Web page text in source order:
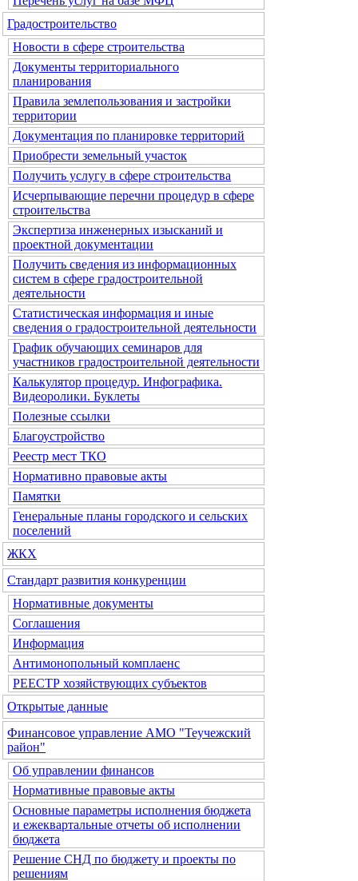
Градостроительство
Новости в сфере строительства
Документы территориального
планирования
Правила землепользования и застройки
территории
Документация по планировке территорий
Приобрести земельный участок
Получить услугу в сфере строительства
Исчерпывающие перечни процедур в сфере
строительства
Экспертиза инженерных изысканий и
проектной документации
Получить сведения из информационных
систем в сфере градостроительной
деятельности
Статистическая информация и иные
сведения о градостроительной деятельности
График обучающих семинаров для
участников градостроительной деятельности
Калькулятор процедур. Инфографика.
Видеоролики. Буклеты
Полезные ссылки
Благоустройство
Реестр мест ТКО
Нормативно правовые акты
Памятки
Генеральные планы городского и сельских
поселений
ЖКХ
Стандарт развития конкуренции
Нормативные документы
Соглашения
Информация
Антимонопольный комплаенс
РЕЕСТР хозяйствующих субъектов
Открытые данные
Финансовое управление АМО "Теучежский
район"
Об управлении финансов
Нормативные правовые акты
Основные параметры исполнения бюджета
и ежеквартальные отчеты об исполнении
бюджета
Решение СНД по бюджету и проекты по
решениям